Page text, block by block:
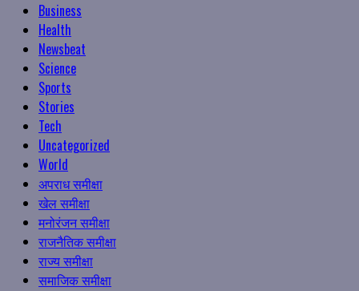
Business
Health
Newsbeat
Science
Sports
Stories
Tech
Uncategorized
World
अपराध समीक्षा
खेल समीक्षा
मनोरंजन समीक्षा
राजनैतिक समीक्षा
राज्य समीक्षा
समाजिक समीक्षा